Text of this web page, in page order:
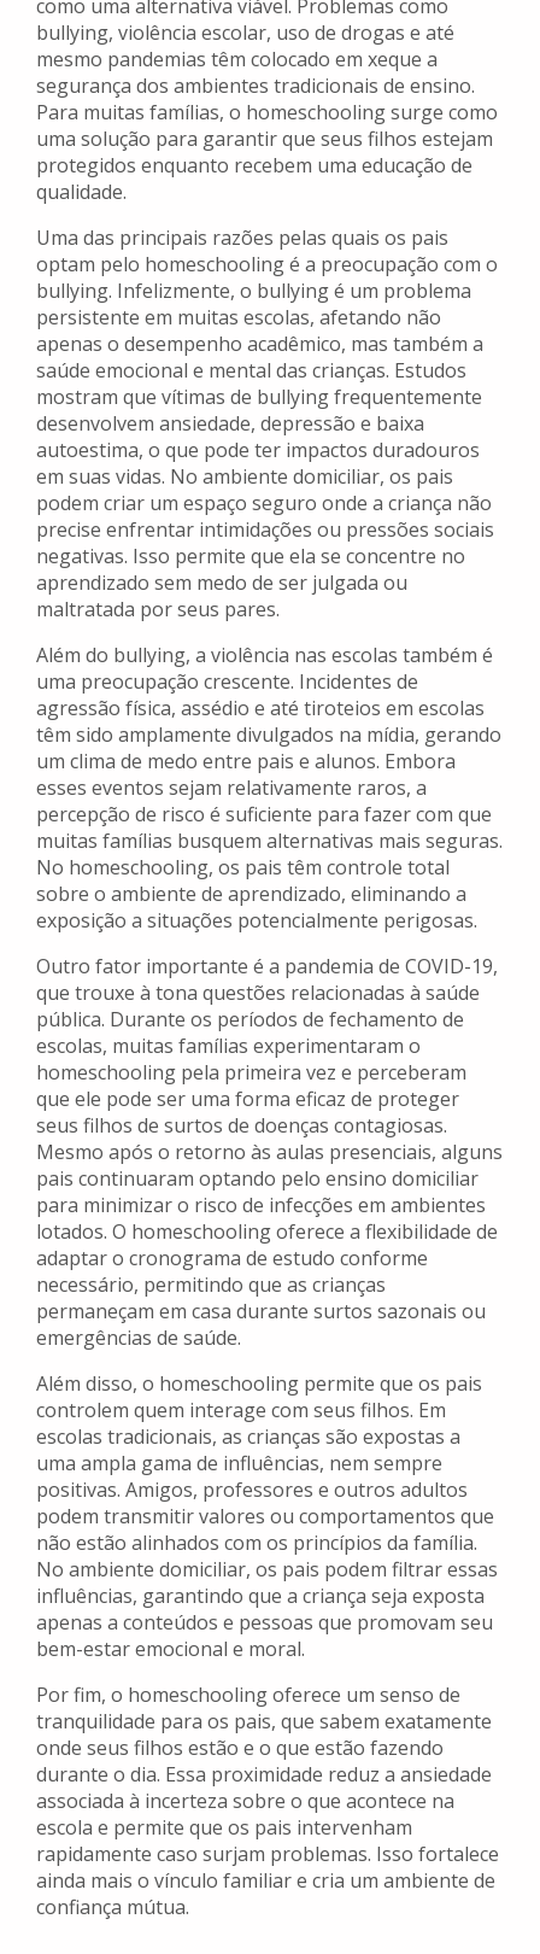
como uma alternativa viável. Problemas como
bullying, violência escolar, uso de drogas e até
mesmo pandemias têm colocado em xeque a
segurança dos ambientes tradicionais de ensino.
Para muitas famílias, o homeschooling surge como
uma solução para garantir que seus filhos estejam
protegidos enquanto recebem uma educação de
qualidade.
Uma das principais razões pelas quais os pais
optam pelo homeschooling é a preocupação com o
bullying. Infelizmente, o bullying é um problema
persistente em muitas escolas, afetando não
apenas o desempenho acadêmico, mas também a
saúde emocional e mental das crianças. Estudos
mostram que vítimas de bullying frequentemente
desenvolvem ansiedade, depressão e baixa
autoestima, o que pode ter impactos duradouros
em suas vidas. No ambiente domiciliar, os pais
podem criar um espaço seguro onde a criança não
precise enfrentar intimidações ou pressões sociais
negativas. Isso permite que ela se concentre no
aprendizado sem medo de ser julgada ou
maltratada por seus pares.
Além do bullying, a violência nas escolas também é
uma preocupação crescente. Incidentes de
agressão física, assédio e até tiroteios em escolas
têm sido amplamente divulgados na mídia, gerando
um clima de medo entre pais e alunos. Embora
esses eventos sejam relativamente raros, a
percepção de risco é suficiente para fazer com que
muitas famílias busquem alternativas mais seguras.
No homeschooling, os pais têm controle total
sobre o ambiente de aprendizado, eliminando a
exposição a situações potencialmente perigosas.
Outro fator importante é a pandemia de COVID-19,
que trouxe à tona questões relacionadas à saúde
pública. Durante os períodos de fechamento de
escolas, muitas famílias experimentaram o
homeschooling pela primeira vez e perceberam
que ele pode ser uma forma eficaz de proteger
seus filhos de surtos de doenças contagiosas.
Mesmo após o retorno às aulas presenciais, alguns
pais continuaram optando pelo ensino domiciliar
para minimizar o risco de infecções em ambientes
lotados. O homeschooling oferece a flexibilidade de
adaptar o cronograma de estudo conforme
necessário, permitindo que as crianças
permaneçam em casa durante surtos sazonais ou
emergências de saúde.
Além disso, o homeschooling permite que os pais
controlem quem interage com seus filhos. Em
escolas tradicionais, as crianças são expostas a
uma ampla gama de influências, nem sempre
positivas. Amigos, professores e outros adultos
podem transmitir valores ou comportamentos que
não estão alinhados com os princípios da família.
No ambiente domiciliar, os pais podem filtrar essas
influências, garantindo que a criança seja exposta
apenas a conteúdos e pessoas que promovam seu
bem-estar emocional e moral.
Por fim, o homeschooling oferece um senso de
tranquilidade para os pais, que sabem exatamente
onde seus filhos estão e o que estão fazendo
durante o dia. Essa proximidade reduz a ansiedade
associada à incerteza sobre o que acontece na
escola e permite que os pais intervenham
rapidamente caso surjam problemas. Isso fortalece
ainda mais o vínculo familiar e cria um ambiente de
confiança mútua.